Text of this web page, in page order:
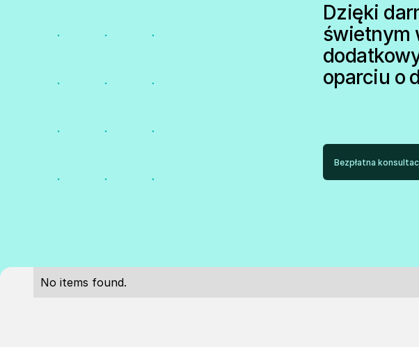
Dzięki
świetnym
oparciu o
Bezpłatna
No items found.